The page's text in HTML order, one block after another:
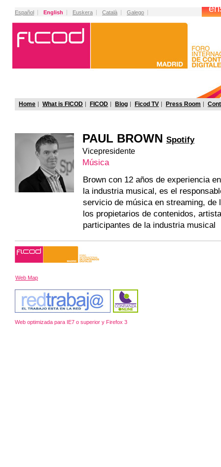
Español English Euskera Català Galego
PAUL BROWN Spotify
Vicepresidente
Música
Brown con 12 años de experiencia
la industria musical, es el
servicio de música en streaming, de
los propietarios de contenidos,
participantes de la industria musical
Home What is FICOD FICOD Blog Ficod TV Press Room
Web Map
Web optimizada para IE7 o superior y Firefox 3